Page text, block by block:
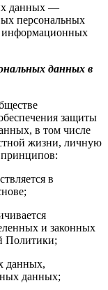
данных —
персональных
информационных
данных в
защиты
в том числе
жизни, личную
в
и законных
Политики;
данных,
данных;